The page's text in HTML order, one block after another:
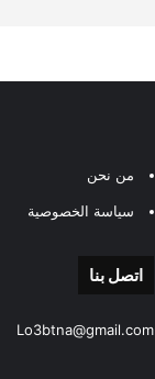
من نحن
سياسة الخصوصية
اتصل بنا
Lo3btna@gmail.com